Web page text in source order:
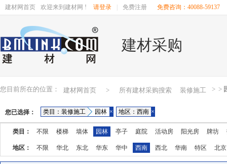
建材网首页 欢迎来到建材网 ! 请登录 免费注册 免费咨询：40088-59137
建材采购
您目前所在的位置： 建材网首页 > 所有建材采购搜索 >
装修施工 >
您已选择： 类目：装修施工 园林 × 地区：西南 ×
类目： 不限 楼梯 墙体 园林 亭子 庭院 活动房 阳光房 牌坊
地区： 不限 华北 东北 华东 华中 西南 西北 华南 特区
北京
湖南
广东 广西 江西 四川 海南 贵州 云南 西藏
陕西